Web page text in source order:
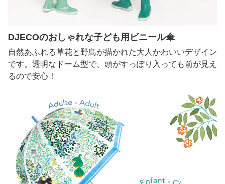
DJECOのおしゃれな子ども用ビニール傘
自然あふれる草花と野鳥が描かれた大人かわいいデザイン
です。透明なドーム型で、頭がすっぽり入っても前が見え
るので安心！